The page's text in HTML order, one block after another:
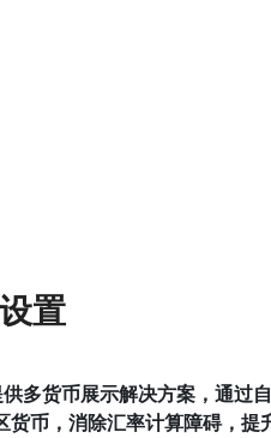
置
多货币展示解决方案，通过
币，消除汇率计算障碍，提